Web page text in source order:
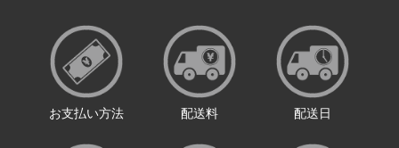
お支払い方法 配送料 配送日